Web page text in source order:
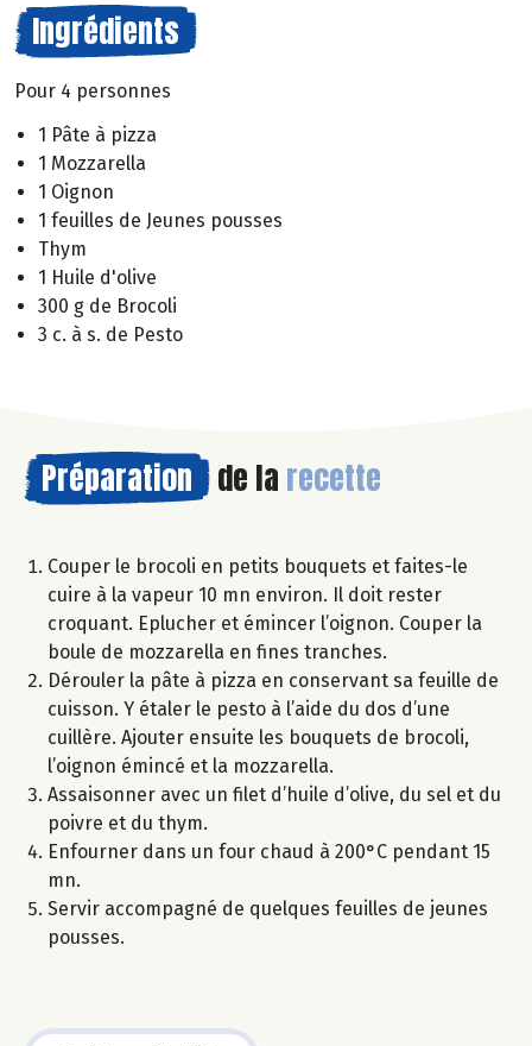
Ingrédients
Pour 4 personnes
1 Pâte à pizza
1 Mozzarella
1 Oignon
1 feuilles de Jeunes pousses
Thym
1 Huile d'olive
300 g de Brocoli
3 c. à s. de Pesto
Préparation de la recette
Couper le brocoli en petits bouquets et faites-le
cuire à la vapeur 10 mn environ. Il doit rester
croquant. Eplucher et émincer l’oignon. Couper la
boule de mozzarella en fines tranches.
Dérouler la pâte à pizza en conservant sa feuille de
cuisson. Y étaler le pesto à l’aide du dos d’une
cuillère. Ajouter ensuite les bouquets de brocoli,
l’oignon émincé et la mozzarella.
Assaisonner avec un filet d’huile d’olive, du sel et du
poivre et du thym.
Enfourner dans un four chaud à 200°C pendant 15
mn.
Servir accompagné de quelques feuilles de jeunes
pousses.